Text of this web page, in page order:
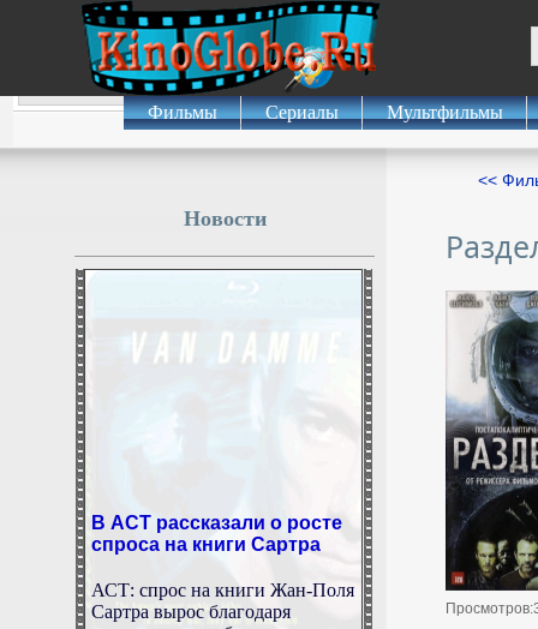
Фильмы Сериалы Мультфильмы
<<
Новости
спроса на книги Сартра
АСТ: спрос на книги Жан-Поля
Сартра вырос благодаря
рекомендациям блогеров.